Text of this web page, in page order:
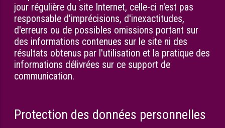
jour régulière du site Internet, celle-ci n'est pas
responsable d'imprécisions, d'inexactitudes,
d'erreurs ou de possibles omissions portant sur
des informations contenues sur le site ni des
résultats obtenus par l'utilisation et la pratique des
informations délivrées sur ce support de
communication.
Protection des données personnelles